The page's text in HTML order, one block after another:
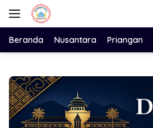
Langsung
Beranda Nusantara Priangan